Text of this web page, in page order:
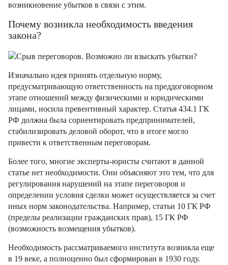
возникновение убытков в связи с этим.
Почему возникла необходимость введения
закона?
Изначально идея принять отдельную норму,
предусматривающую ответственность на преддоговорном
этапе отношений между физическими и юридическими
лицами, носила превентивный характер. Статья 434.1 ГК
РФ должна была сориентировать предпринимателей,
стабилизировать деловой оборот, что в итоге могло
привести к ответственным переговорам.
Более того, многие эксперты-юристы считают в данной
статье нет необходимости. Они объясняют это тем, что для
регулирования нарушений на этапе переговоров и
определении условия сделки может осуществляется за счет
иных норм законодательства. Например, статьи 10 ГК РФ
(пределы реализации гражданских прав), 15 ГК РФ
(возможность возмещения убытков).
Необходимость рассматриваемого института возникла еще
в 19 веке, а полноценно был сформирован в 1930 году.